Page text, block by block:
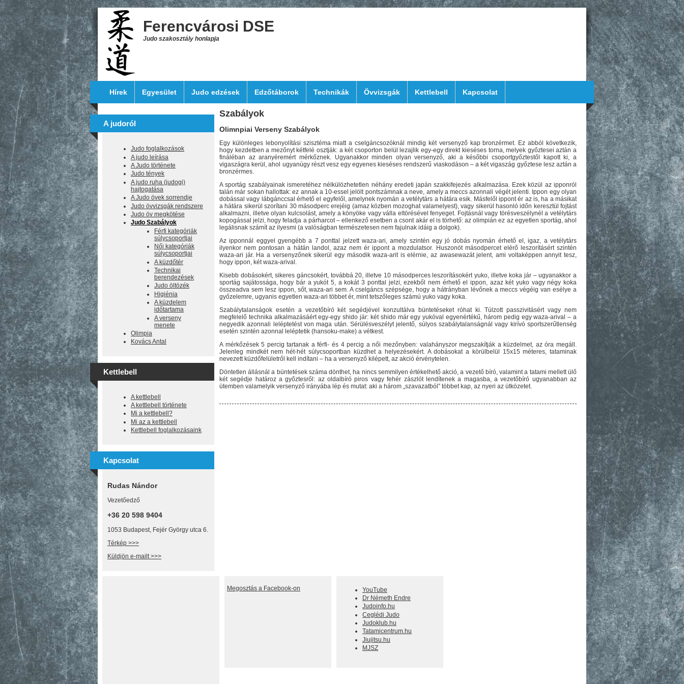
Skip to main content
Ferencvárosi DSE
Judo szakosztály honlapja
Hírek Egyesület Judo edzések Edzőtáborok Technikák Övvizsgák Kettlebell Kapcsolat
A judoról
Judo foglalkozások
A judo leírása
A Judo története
Judo tények
A judo ruha (judogi)
hajtogatása
A Judo övek sorrendje
Judo övvizsgák rendszere
Judo öv megkötése
Judo Szabályok
Férfi kategóriák
súlycsoportjai
Női kategóriák
súlycsoportjai
A küzdőtér
Technikai
berendezések
Judo öltözék
Higiénia
A küzdelem
időtartama
A verseny
menete
Olimpia
Kovács Antal
Kettlebell
A kettlebell
A kettlebell története
Mi a kettlebell?
Mi az a kettlebell
Kettlebell foglalkozásaink
Kapcsolat
Rudas Nándor
Vezetőedző
+36 20 598 9404
1053 Budapest, Fejér György utca 6.
Térkép >>>
Küldjön e-mailt >>>
Szabályok
Olimnpiai Verseny Szabályok
Egy különleges lebonyolítási szisztéma miatt a cselgáncsozóknál mindig két versenyző kap bronzérmet. Ez abból következik,
hogy kezdetben a mezőnyt kétfelé osztják: a két csoporton belül lezajlik egy-egy direkt kieséses torna, melyek győztesei aztán a
fináléban az aranyéremért mérkőznek. Ugyanakkor minden olyan versenyző, aki a későbbi csoportgyőztestől kapott ki, a
vigaszágra kerül, ahol ugyanúgy részt vesz egy egyenes kieséses rendszerű viaskodáson – a két vigaszág győztese lesz aztán a
bronzérmes.
A sportág szabályainak ismeretéhez nélkülözhetetlen néhány eredeti japán szakkifejezés alkalmazása. Ezek közül az ipponról
talán már sokan hallottak: ez annak a 10-essel jelölt pontszámnak a neve, amely a meccs azonnali végét jelenti. Ippon egy olyan
dobással vagy lábgánccsal érhető el egyfelől, amelynek nyomán a vetélytárs a hátára esik. Másfelől ippont ér az is, ha a másikat
a hátára sikerül szorítani 30 másodperc erejéig (amaz közben mozoghat valamelyest), vagy sikerül hasonló időn keresztül fojtást
alkalmazni, illetve olyan kulcsolást, amely a könyöke vagy válla eltörésével fenyeget. Fojtásnál vagy törésveszélynél a vetélytárs
kopogással jelzi, hogy feladja a párharcot – ellenkező esetben a csont akár el is törhető: az olimpián ez az egyetlen sportág, ahol
legálisnak számít az ilyesmi (a valóságban természetesen nem fajulnak idáig a dolgok).
Az ipponnál eggyel gyengébb a 7 ponttal jelzett waza-ari, amely szintén egy jó dobás nyomán érhető el, igaz, a vetélytárs
ilyenkor nem pontosan a hátán landol, azaz nem ér ippont a mozdulatsor. Huszonöt másodpercet elérő leszorításért szintén
waza-ari jár. Ha a versenyzőnek sikerül egy második waza-arit is elérnie, az awasewazát jelent, ami voltaképpen annyit tesz,
hogy ippon, két waza-arival.
Kisebb dobásokért, sikeres gáncsokért, továbbá 20, illetve 10 másodperces leszorításokért yuko, illetve koka jár – ugyanakkor a
sportág sajátossága, hogy bár a yukót 5, a kokát 3 ponttal jelzi, ezekből nem érhető el ippon, azaz két yuko vagy négy koka
összeadva sem lesz ippon, sőt, waza-ari sem. A cselgáncs szépsége, hogy a hátrányban lévőnek a meccs végéig van esélye a
győzelemre, ugyanis egyetlen waza-ari többet ér, mint tetszőleges számú yuko vagy koka.
Szabálytalanságok esetén a vezetőbíró két segédjével konzultálva büntetéseket róhat ki. Túlzott passzivitásért vagy nem
megfelelő technika alkalmazásáért egy-egy shido jár: két shido már egy yukóval egyenértékű, három pedig egy waza-arival – a
negyedik azonnali leléptetést von maga után. Sérülésveszélyt jelentő, súlyos szabálytalanságnál vagy kirívó sportszerűtlenség
esetén szintén azonnal leléptetik (hansoku-make) a vétkest.
A mérkőzések 5 percig tartanak a férfi- és 4 percig a női mezőnyben: valahányszor megszakítják a küzdelmet, az óra megáll.
Jelenleg mindkét nem hét-hét súlycsoportban küzdhet a helyezésekért. A dobásokat a körülbelül 15x15 méteres, tataminak
nevezett küzdőfelületről kell indítani – ha a versenyző kilépett, az akció érvénytelen.
Döntetlen állásnál a büntetések száma dönthet, ha nincs semmilyen értékelhető akció, a vezető bíró, valamint a tatami mellett ülő
két segédje határoz a győztesről: az oldalbíró piros vagy fehér zászlót lendítenek a magasba, a vezetőbíró ugyanabban az
ütemben valamelyik versenyző irányába lép és mutat: aki a három „szavazatból” többet kap, az nyeri az ütközetet.
Megosztás a Facebook-on
YouTube
Dr Németh Endre
Judoinfo.hu
Ceglédi Judo
Judoklub.hu
Tatamicentrum.hu
Jiujitsu.hu
MJSZ